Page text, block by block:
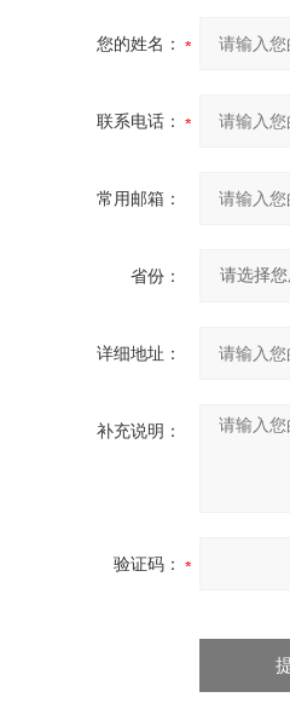
您的姓名：
联系电话：
常用邮箱：
省份：
详细地址：
补充说明：
验证码：